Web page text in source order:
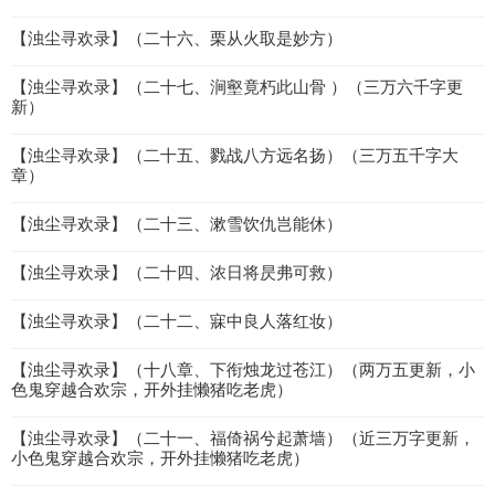
【浊尘寻欢录】（二十六、栗从火取是妙方）
【浊尘寻欢录】（二十七、涧壑竟朽此山骨 ）（三万六千字更
新）
【浊尘寻欢录】（二十五、戮战八方远名扬）（三万五千字大
章）
【浊尘寻欢录】（二十三、漱雪饮仇岂能休）
【浊尘寻欢录】（二十四、浓日将昃弗可救）
【浊尘寻欢录】（二十二、寐中良人落红妆）
【浊尘寻欢录】（十八章、下衔烛龙过苍江）（两万五更新，小
色鬼穿越合欢宗，开外挂懒猪吃老虎）
【浊尘寻欢录】（二十一、福倚祸兮起萧墙）（近三万字更新，
小色鬼穿越合欢宗，开外挂懒猪吃老虎）